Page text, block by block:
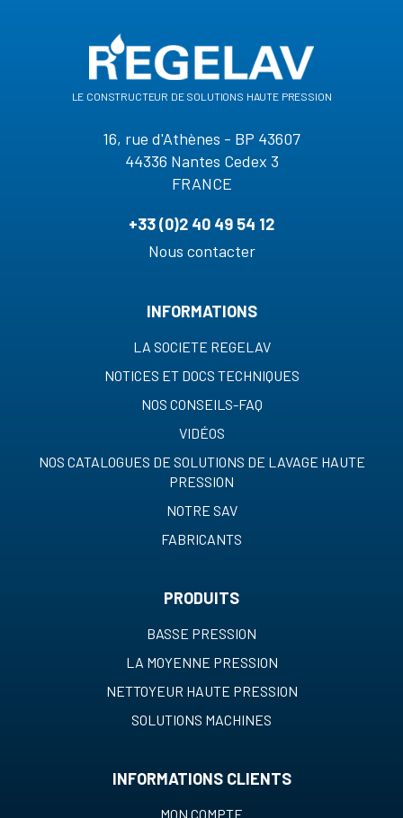
le constructeur de solutions haute pression
16, rue d'Athènes - BP 43607
44336 Nantes Cedex 3
FRANCE
+33 (0)2 40 49 54 12
Nous contacter
INFORMATIONS
LA SOCIETE REGELAV
NOTICES ET DOCS TECHNIQUES
NOS CONSEILS-FAQ
VIDÉOS
NOS CATALOGUES DE SOLUTIONS DE LAVAGE HAUTE
PRESSION
NOTRE SAV
FABRICANTS
PRODUITS
BASSE PRESSION
LA MOYENNE PRESSION
NETTOYEUR HAUTE PRESSION
SOLUTIONS MACHINES
INFORMATIONS CLIENTS
MON COMPTE